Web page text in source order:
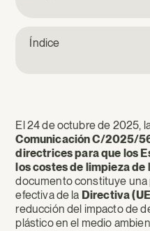
El 24 de octubre de 2025,
Comunicación C/2025/
directrices para que los
los costes de limpieza
documento constituye una
efectiva de la Directiva
reducción del impacto de
plástico en el medio
Índice